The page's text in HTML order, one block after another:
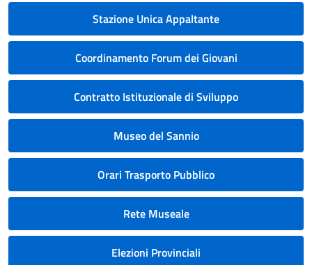
Stazione Unica Appaltante
Coordinamento Forum dei Giovani
Contratto Istituzionale di Sviluppo
Museo del Sannio
Orari Trasporto Pubblico
Rete Museale
Elezioni Provinciali